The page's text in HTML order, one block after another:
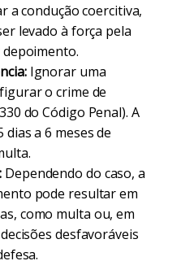
a condução coercitiva,
levado à força pela
Ignorar uma
o crime de
do Código Penal). A
dias a 6 meses de
Dependendo do caso, a
pode resultar em
como multa ou, em
desfavoráveis